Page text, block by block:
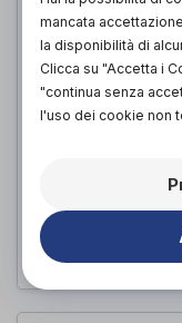
PROVA E
mancata
la disponibilità di
Clicca su "Accetta i
"continua senza
l'uso dei cookie non